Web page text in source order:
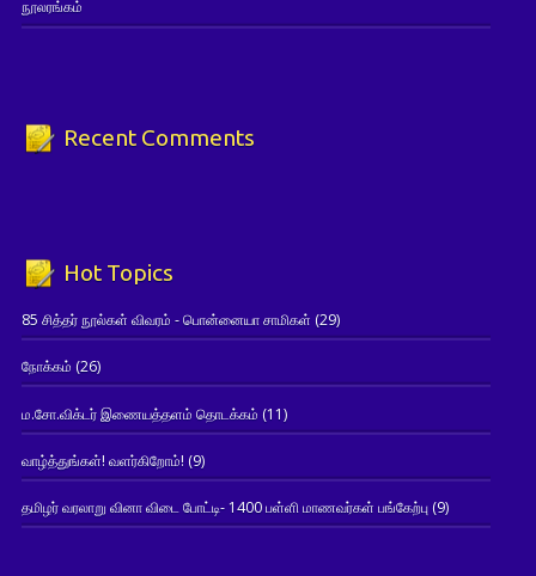
நூலரங்கம்
Recent Comments
Hot Topics
85 சித்தர் நூல்கள் விவரம் - பொன்னையா சாமிகள் (29)
நோக்கம் (26)
ம.சோ.விக்டர் இணையத்தளம் தொடக்கம் (11)
வாழ்த்துங்கள்! வளர்கிறோம்! (9)
தமிழர் வரலாறு வினா விடை போட்டி- 1400 பள்ளி மாணவர்கள் பங்கேற்பு(9)